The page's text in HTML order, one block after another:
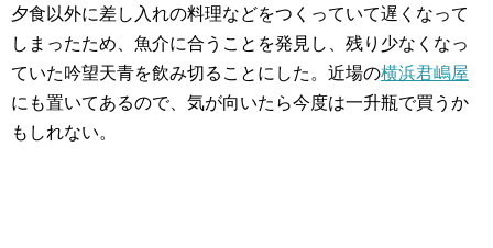
夕食以外に差し入れの料理などをつくっていて遅くなって
しまったため、魚介に合うことを発見し、残り少なくなっ
ていた吟望天青を飲み切ることにした。近場の横浜君嶋屋
にも置いてあるので、気が向いたら今度は一升瓶で買うか
もしれない。